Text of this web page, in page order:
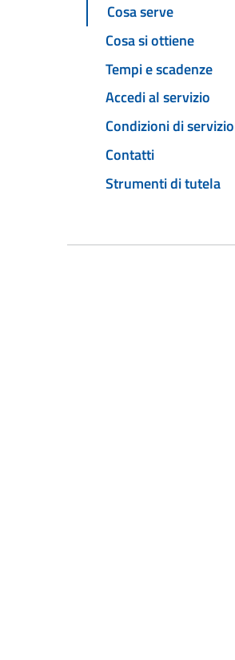
Cosa serve
Cosa si ottiene
Tempi e scadenze
Accedi al servizio
Condizioni di servizio
Contatti
Strumenti di tutela